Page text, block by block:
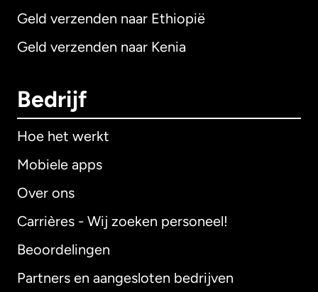
Geld verzenden naar Ethiopië
Geld verzenden naar Kenia
Bedrijf
Hoe het werkt
Mobiele apps
Over ons
Carrières - Wij zoeken personeel!
Beoordelingen
Partners en aangesloten bedrijven